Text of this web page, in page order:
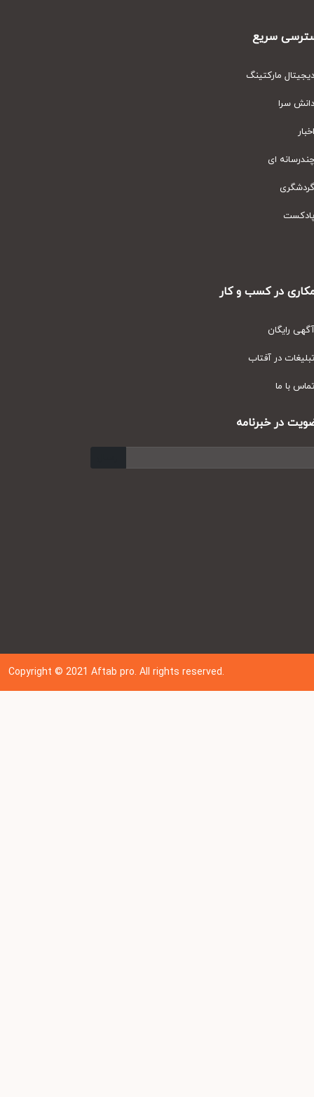
سریع
مارکتینگ
سرا
ای
در کسب و کار
رایگان
در آفتاب
با ما
در خبرنامه
Copyright © 202 1Aftab pro. All rights reserved.